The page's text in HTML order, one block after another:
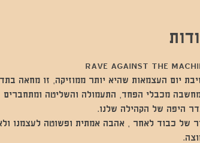
RAVE AGAINST THE
מכבלי הפחד, התעמולה והשליטה ומתחברים
היפה של הקהילה שלנו.
של כבוד לאחר , אהבה אמתית ופשוטה לעצמנו